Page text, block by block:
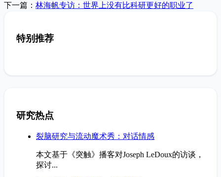
下一篇： 林海帆专访：世界上没有比科研更好的职业了
特别推荐
研究热点
裂脑研究与流动魔术秀：对话情感
本文基于《突触》播客对Joseph LeDoux的访谈，
探讨...